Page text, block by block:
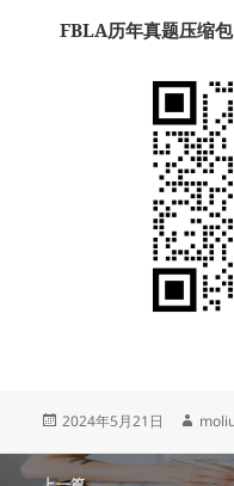
FBLA历年真题压缩
发
于
2024年5月21日
作